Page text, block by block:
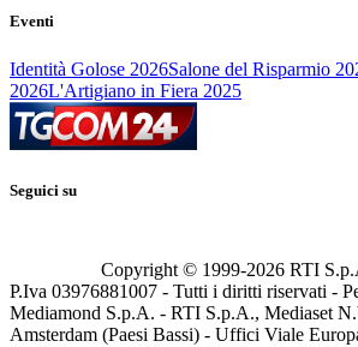
Eventi
Identità Golose 2026Salone del Risparmio
2026L'Artigiano in Fiera 2025
Seguici su
Copyright © 1999-2026 RTI
P.Iva 03976881007 - Tutti i diritti riservati -
Mediamond S.p.A. - RTI S.p.A., Mediaset
Amsterdam (Paesi Bassi) - Uffici Viale